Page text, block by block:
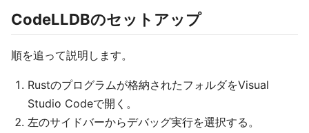
CodeLLDBのセットアップ
順を追って説明します。
Rustのプログラムが格納されたフォルダをVisual
Studio Codeで開く。
左のサイドバーからデバッグ実行を選択する。